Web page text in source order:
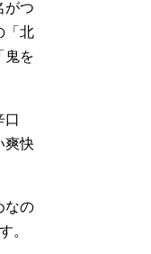
がつ
「北
鬼を
口
爽快
なの
。